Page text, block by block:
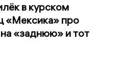
в курском
«Мексика» про
«заднюю» и тот